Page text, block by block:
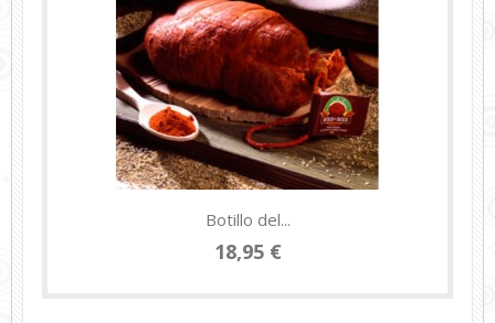
Botillo del...
18,95 €